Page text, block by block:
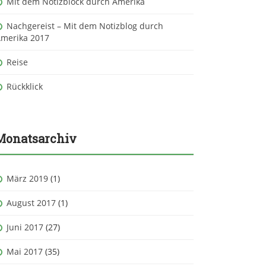
Nachgereist – Mit dem Notizblog durch
2017
Reise
Rückklick
März 2019 (1)
August 2017 (1)
Juni 2017 (27)
Mai 2017 (35)